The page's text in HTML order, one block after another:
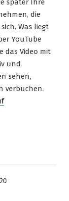
später Ihre
die
Was liegt
YouTube
das Video mit
und
sehen,
verbuchen.